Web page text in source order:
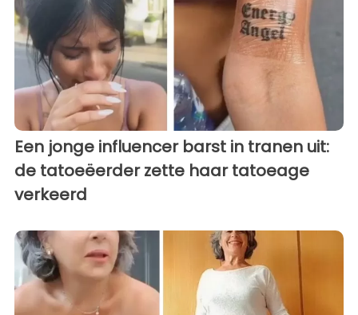
Een jonge influencer barst in tranen uit:
de tatoeëerder zette haar tatoeage
verkeerd